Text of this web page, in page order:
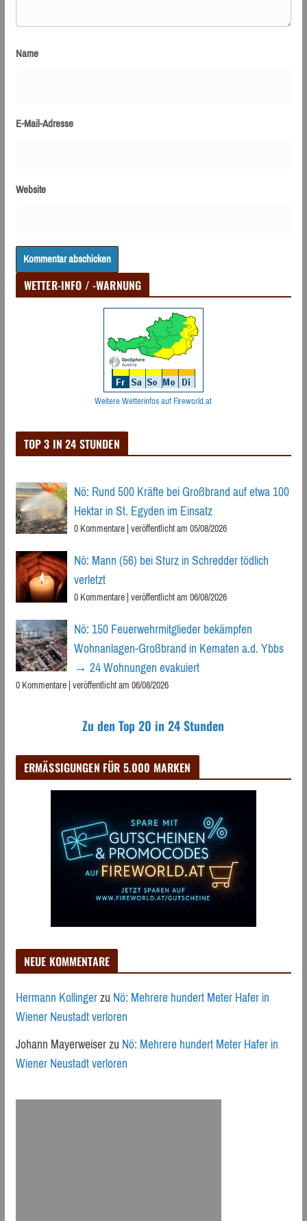
Name
E-Mail-Adresse
Website
WETTER-INFO / -WARNUNG
Weitere Wetterinfos auf Fireworld.at
TOP 3 IN 24 STUNDEN
Nö: Rund 500 Kräfte bei Großbrand auf etwa 100
Hektar in St. Egyden im Einsatz
0 Kommentare|veröffentlicht am 05/08/2026
Nö: Mann (56) bei Sturz in Schredder tödlich
verletzt
0 Kommentare|veröffentlicht am 06/08/2026
Nö: 150 Feuerwehrmitglieder bekämpfen
Wohnanlagen-Großbrand in Kematen a.d. Ybbs
→ 24 Wohnungen evakuiert
0 Kommentare|veröffentlicht am 06/08/2026
Zu den Top 20 in 24 Stunden
ERMÄSSIGUNGEN FÜR 5.000 MARKEN
NEUE KOMMENTARE
Hermann KollingerzuNö: Mehrere hundert Meter Hafer in
Wiener Neustadt verloren
Johann MayerweiserzuNö: Mehrere hundert Meter Hafer in
Wiener Neustadt verloren